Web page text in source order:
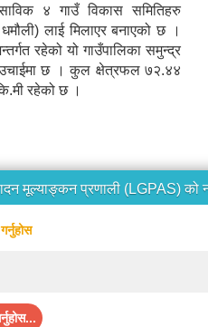
४ गाउँ विकास समितिहरु
धमौली) लाई मिलाएर बनाएको छ ।
रहेको यो गाउँपालिका समुन्द्र
छ । कुल क्षेत्रफल ७२.४४
रहेको छ ।
मूल्याङ्कन प्रणाली (LGPAS) को